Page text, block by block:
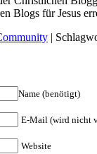
Blogs für Jesus
|
Name (benötigt)
E-Mail (wird nicht
Website